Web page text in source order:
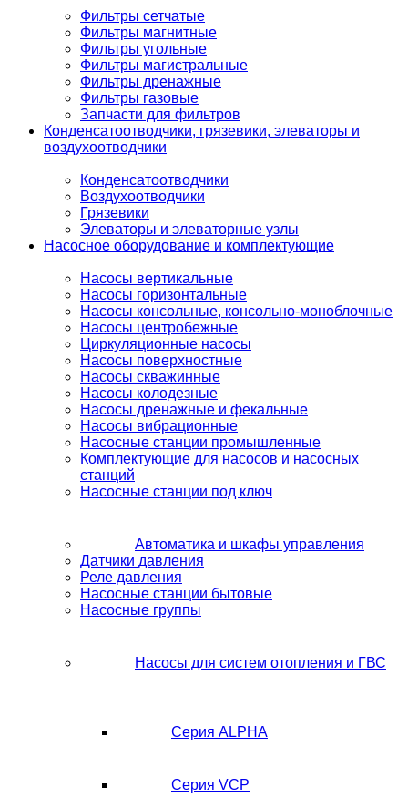
Фильтры сетчатые
Фильтры магнитные
Фильтры угольные
Фильтры магистральные
Фильтры дренажные
Фильтры газовые
Запчасти для фильтров
Конденсатоотводчики, грязевики, элеваторы и
воздухоотводчики
Конденсатоотводчики
Воздухоотводчики
Грязевики
Элеваторы и элеваторные узлы
Насосное оборудование и комплектующие
Насосы вертикальные
Насосы горизонтальные
Насосы консольные, консольно-моноблочные
Насосы центробежные
Циркуляционные насосы
Насосы поверхностные
Насосы скважинные
Насосы колодезные
Насосы дренажные и фекальные
Насосы вибрационные
Насосные станции промышленные
Комплектующие для насосов и насосных
станций
Насосные станции под ключ
Автоматика и шкафы управления
Датчики давления
Реле давления
Насосные станции бытовые
Насосные группы
Насосы для систем отопления и ГВС
Серия ALPHA
Серия VCP